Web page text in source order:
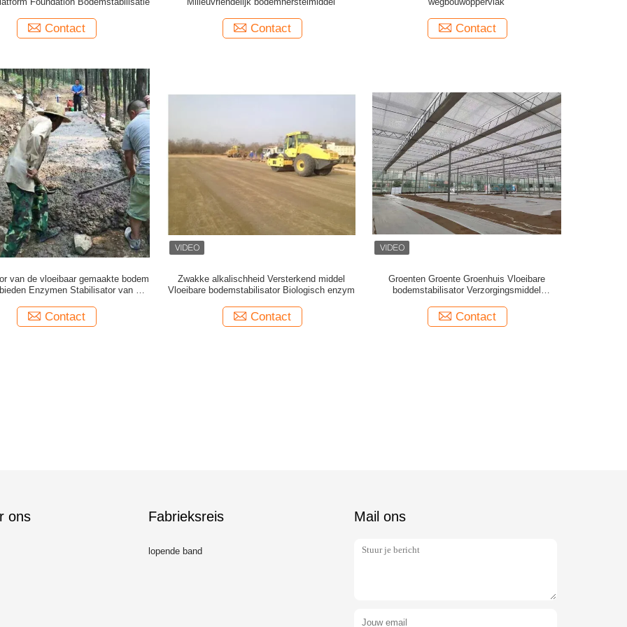
Contact Contact Contact
van de vloeibaar gemaakte bodem
Enzymen Stabilisator van de
Contact
Zwakke alkalischheid Versterkend middel
Vloeibare bodemstabilisator Biologisch enzym
Contact
Groenten Groente Groenhuis Vloeibare
bodemstabilisator Verzorgingsmiddel
Contact
ons Fabrieksreis
lopende band
Mail ons